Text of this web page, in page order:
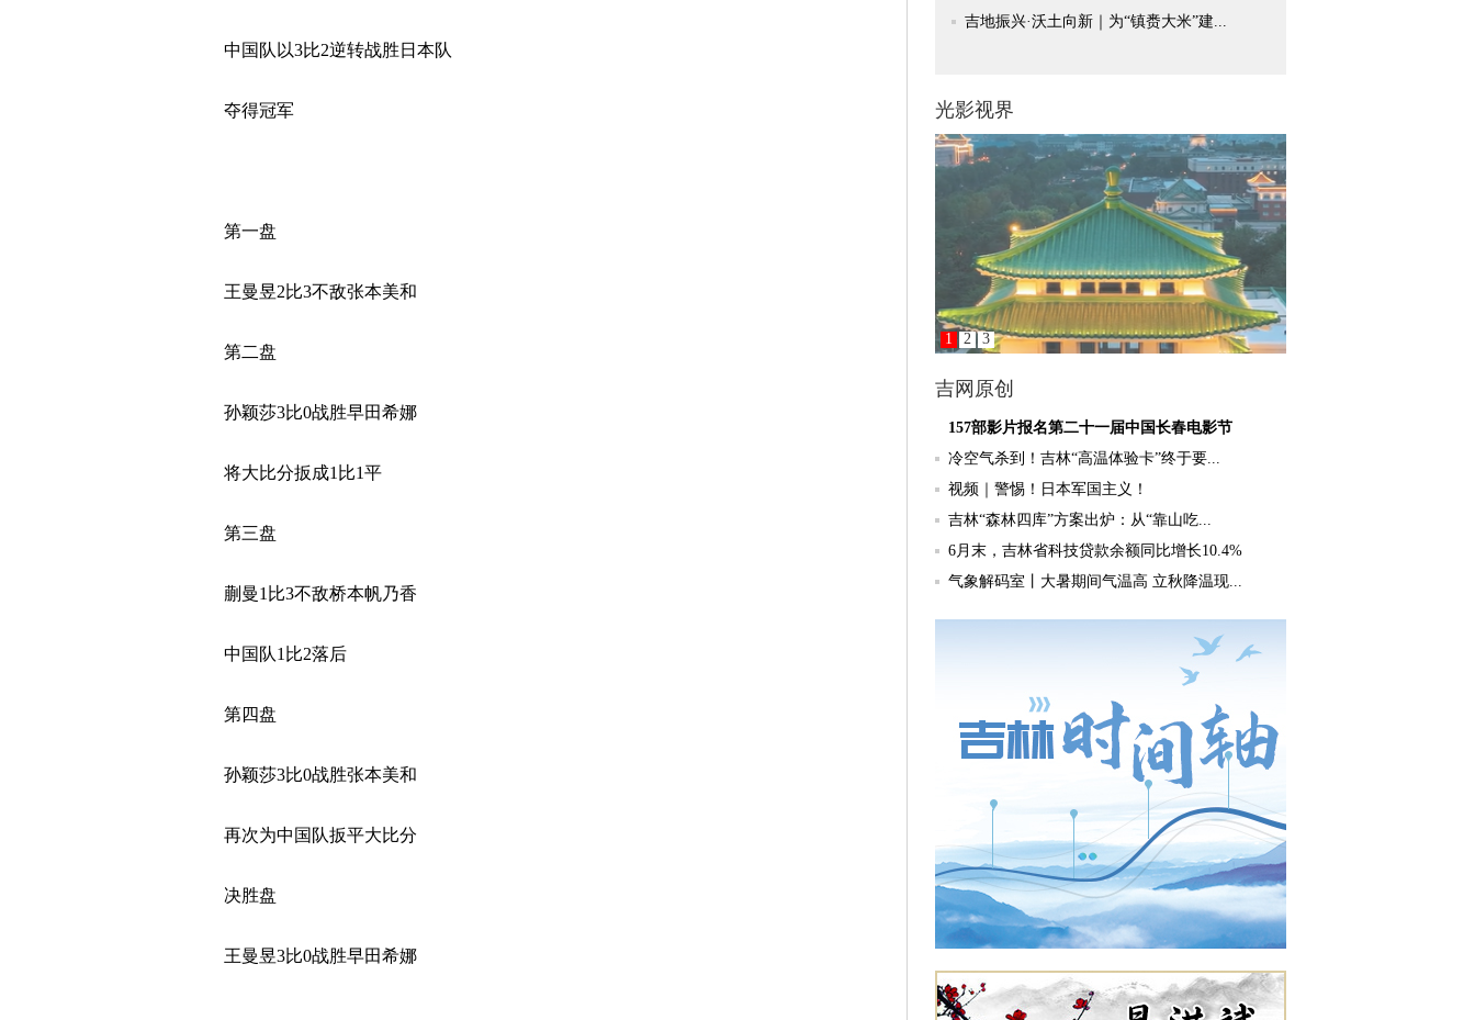
中国队以3比2逆转战胜日本队
夺得冠军
第一盘
王曼昱2比3不敌张本美和
第二盘
孙颖莎3比0战胜早田希娜
将大比分扳成1比1平
第三盘
蒯曼1比3不敌桥本帆乃香
中国队1比2落后
第四盘
孙颖莎3比0战胜张本美和
再次为中国队扳平大比分
决胜盘
王曼昱3比0战胜早田希娜